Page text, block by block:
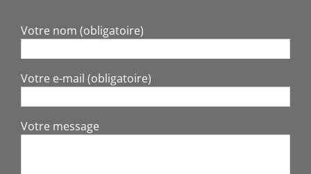
Votre nom (obligatoire)
Votre e-mail (obligatoire)
Votre message